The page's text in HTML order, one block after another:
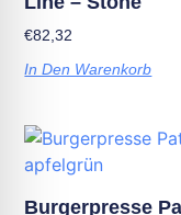
€82,32
In Den Warenkorb
Burgerpresse